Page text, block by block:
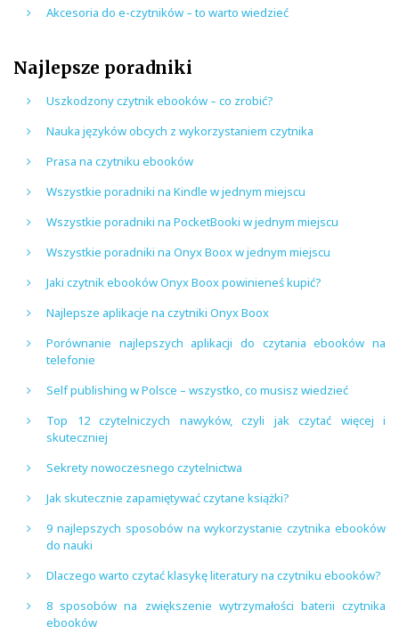
Akcesoria do e-czytników – to warto wiedzieć
Najlepsze poradniki
Uszkodzony czytnik ebooków – co zrobić?
Nauka języków obcych z wykorzystaniem czytnika
Prasa na czytniku ebooków
Wszystkie poradniki na Kindle w jednym miejscu
Wszystkie poradniki na PocketBooki w jednym miejscu
Wszystkie poradniki na Onyx Boox w jednym miejscu
Jaki czytnik ebooków Onyx Boox powinieneś kupić?
Najlepsze aplikacje na czytniki Onyx Boox
Porównanie najlepszych aplikacji do czytania ebooków na
telefonie
Self publishing w Polsce – wszystko, co musisz wiedzieć
Top 12 czytelniczych nawyków, czyli jak czytać więcej i
skuteczniej
Sekrety nowoczesnego czytelnictwa
Jak skutecznie zapamiętywać czytane książki?
9 najlepszych sposobów na wykorzystanie czytnika ebooków
do nauki
Dlaczego warto czytać klasykę literatury na czytniku ebooków?
8 sposobów na zwiększenie wytrzymałości baterii czytnika
ebooków